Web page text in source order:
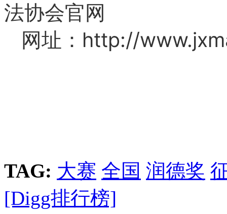
法协会官网
网址：http://
TAG: 大赛 全国 润德奖
[Digg排行榜]